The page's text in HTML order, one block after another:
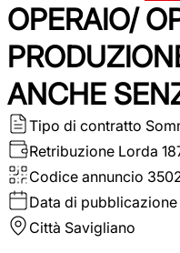
OPERAIO/
ANCHE
Tipo di contratto
Retribuzione Lorda
Codice annuncio
Data di pubblicazione
Città Savigliano